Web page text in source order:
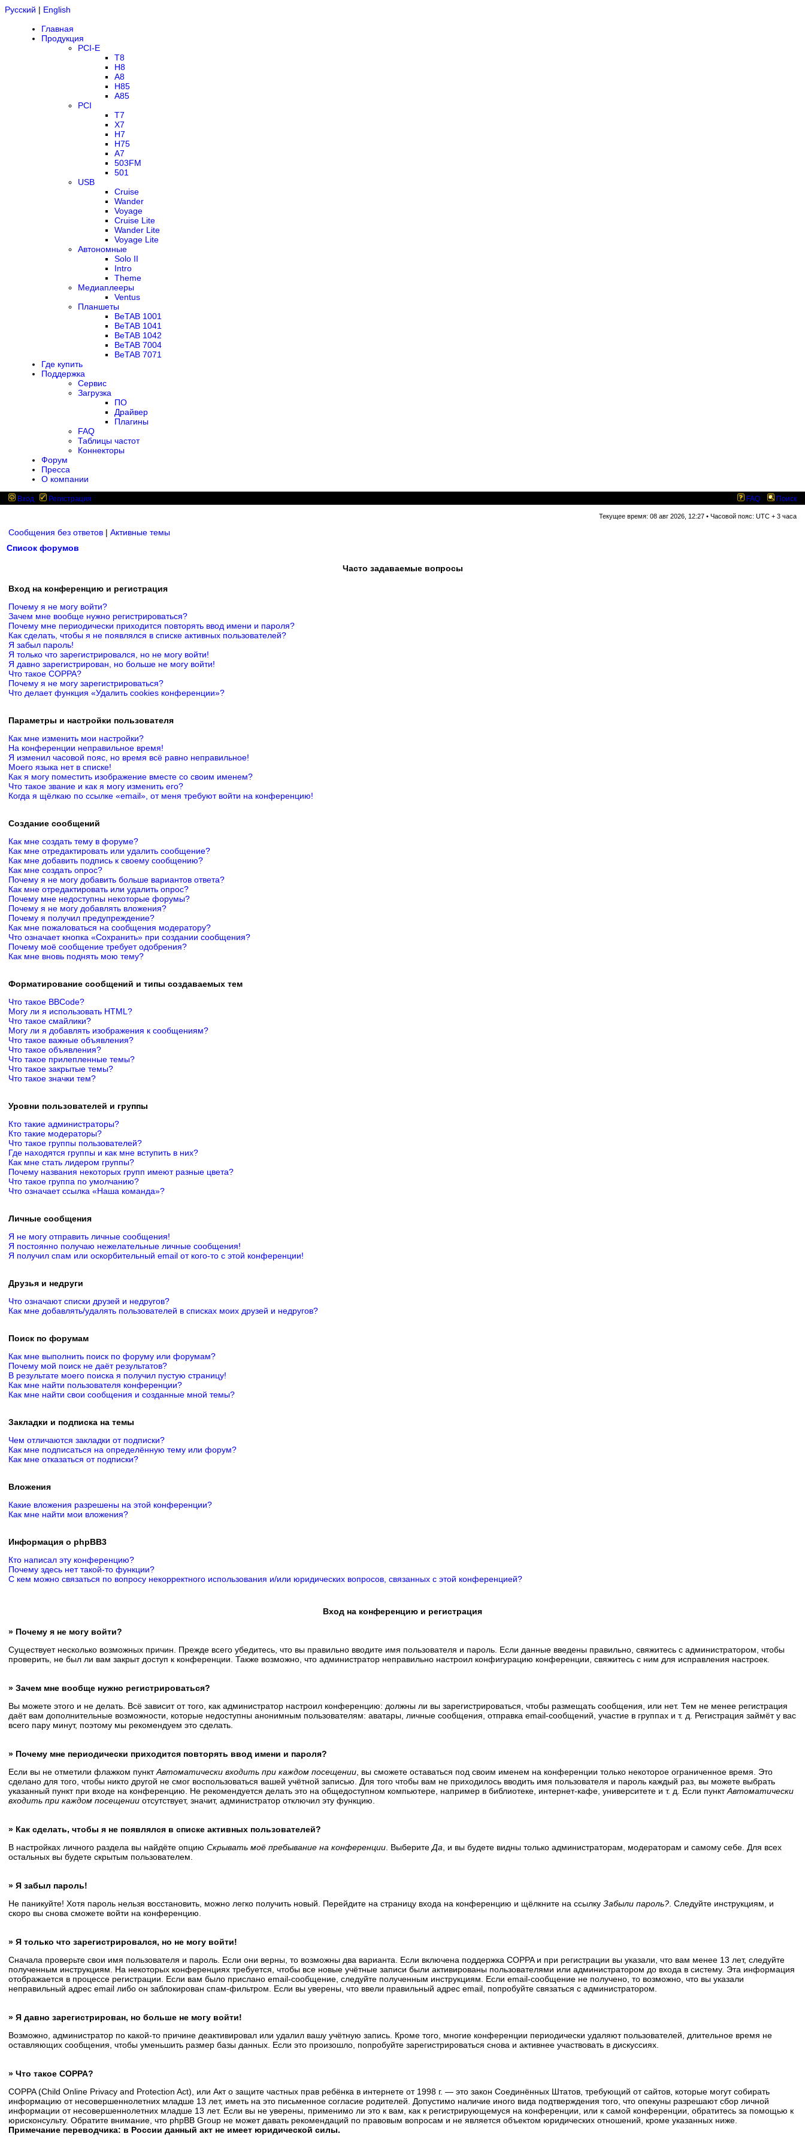
Русский | English
Главная
Продукция
PCI-E
T8
H8
A8
H85
A85
PCI
T7
X7
H7
H75
A7
503FM
501
USB
Cruise
Wander
Voyage
Cruise Lite
Wander Lite
Voyage Lite
Автономные
Solo II
Intro
Theme
Медиаплееры
Ventus
Планшеты
BeTAB 1001
BeTAB 1041
BeTAB 1042
BeTAB 7004
BeTAB 7071
Где купить
Поддержка
Сервис
Загрузка
ПО
Драйвер
Плагины
FAQ
Таблицы частот
Коннекторы
Форум
Пресса
О компании
Вход Регистрация FAQ Поиск
Текущее время: 08 авг 2026, 12:27 • Часовой пояс: UTC + 3 часа
Сообщения без ответов | Активные темы
Список форумов
Часто задаваемые вопросы
Вход на конференцию и регистрация
Почему я не могу войти?
Зачем мне вообще нужно регистрироваться?
Почему мне периодически приходится повторять ввод имени и пароля?
Как сделать, чтобы я не появлялся в списке активных пользователей?
Я забыл пароль!
Я только что зарегистрировался, но не могу войти!
Я давно зарегистрирован, но больше не могу войти!
Что такое COPPA?
Почему я не могу зарегистрироваться?
Что делает функция «Удалить cookies конференции»?
Параметры и настройки пользователя
Как мне изменить мои настройки?
На конференции неправильное время!
Я изменил часовой пояс, но время всё равно неправильное!
Моего языка нет в списке!
Как я могу поместить изображение вместе со своим именем?
Что такое звание и как я могу изменить его?
Когда я щёлкаю по ссылке «email», от меня требуют войти на конференцию!
Создание сообщений
Как мне создать тему в форуме?
Как мне отредактировать или удалить сообщение?
Как мне добавить подпись к своему сообщению?
Как мне создать опрос?
Почему я не могу добавить больше вариантов ответа?
Как мне отредактировать или удалить опрос?
Почему мне недоступны некоторые форумы?
Почему я не могу добавлять вложения?
Почему я получил предупреждение?
Как мне пожаловаться на сообщения модератору?
Что означает кнопка «Сохранить» при создании сообщения?
Почему моё сообщение требует одобрения?
Как мне вновь поднять мою тему?
Форматирование сообщений и типы создаваемых тем
Что такое BBCode?
Могу ли я использовать HTML?
Что такое смайлики?
Могу ли я добавлять изображения к сообщениям?
Что такое важные объявления?
Что такое объявления?
Что такое прилепленные темы?
Что такое закрытые темы?
Что такое значки тем?
Уровни пользователей и группы
Кто такие администраторы?
Кто такие модераторы?
Что такое группы пользователей?
Где находятся группы и как мне вступить в них?
Как мне стать лидером группы?
Почему названия некоторых групп имеют разные цвета?
Что такое группа по умолчанию?
Что означает ссылка «Наша команда»?
Личные сообщения
Я не могу отправить личные сообщения!
Я постоянно получаю нежелательные личные сообщения!
Я получил спам или оскорбительный email от кого-то с этой конференции!
Друзья и недруги
Что означают списки друзей и недругов?
Как мне добавлять/удалять пользователей в списках моих друзей и недругов?
Поиск по форумам
Как мне выполнить поиск по форуму или форумам?
Почему мой поиск не даёт результатов?
В результате моего поиска я получил пустую страницу!
Как мне найти пользователя конференции?
Как мне найти свои сообщения и созданные мной темы?
Закладки и подписка на темы
Чем отличаются закладки от подписки?
Как мне подписаться на определённую тему или форум?
Как мне отказаться от подписки?
Вложения
Какие вложения разрешены на этой конференции?
Как мне найти мои вложения?
Информация о phpBB3
Кто написал эту конференцию?
Почему здесь нет такой-то функции?
С кем можно связаться по вопросу некорректного использования и/или юридических вопросов, связанных с этой конференцией?
Вход на конференцию и регистрация
» Почему я не могу войти?
Существует несколько возможных причин. Прежде всего убедитесь, что вы правильно вводите имя пользователя и пароль. Если данные введены правильно, свяжитесь с администратором, чтобы
проверить, не был ли вам закрыт доступ к конференции. Также возможно, что администратор неправильно настроил конфигурацию конференции, свяжитесь с ним для исправления настроек.
» Зачем мне вообще нужно регистрироваться?
Вы можете этого и не делать. Всё зависит от того, как администратор настроил конференцию: должны ли вы зарегистрироваться, чтобы размещать сообщения, или нет. Тем не менее регистрация
даёт вам дополнительные возможности, которые недоступны анонимным пользователям: аватары, личные сообщения, отправка email-сообщений, участие в группах и т. д. Регистрация займёт у вас
всего пару минут, поэтому мы рекомендуем это сделать.
» Почему мне периодически приходится повторять ввод имени и пароля?
Если вы не отметили флажком пунктАвтоматически входить при каждом посещении , вы сможете оставаться под своим именем на конференции только некоторое ограниченное время. Это
сделано для того, чтобы никто другой не смог воспользоваться вашей учётной записью. Для того чтобы вам не приходилось вводить имя пользователя и пароль каждый раз, вы можете выбрать
указанный пункт при входе на конференцию. Не рекомендуется делать это на общедоступном компьютере, например в библиотеке, интернет-кафе, университете и т. д. Если пунктАвтоматически
входить при каждом посещении отсутствует, значит, администратор отключил эту функцию.
» Как сделать, чтобы я не появлялся в списке активных пользователей?
В настройках личного раздела вы найдёте опцию Скрывать моё пребывание на конференции . Выберите Да , и вы будете видны только администраторам, модераторам и самому себе. Для всех
остальных вы будете скрытым пользователем.
» Я забыл пароль!
Не паникуйте! Хотя пароль нельзя восстановить, можно легко получить новый. Перейдите на страницу входа на конференцию и щёлкните на ссылку Забыли пароль? . Следуйте инструкциям, и
скоро вы снова сможете войти на конференцию.
» Я только что зарегистрировался, но не могу войти!
Сначала проверьте свои имя пользователя и пароль. Если они верны, то возможны два варианта. Если включена поддержка COPPA и при регистрации вы указали, что вам менее 13 лет, следуйте
полученным инструкциям. На некоторых конференциях требуется, чтобы все новые учётные записи были активированы пользователями или администратором до входа в систему. Эта информация
отображается в процессе регистрации. Если вам было прислано email-сообщение, следуйте полученным инструкциям. Если email-сообщение не получено, то возможно, что вы указали
неправильный адрес email либо он заблокирован спам-фильтром. Если вы уверены, что ввели правильный адрес email, попробуйте связаться с администратором.
» Я давно зарегистрирован, но больше не могу войти!
Возможно, администратор по какой-то причине деактивировал или удалил вашу учётную запись. Кроме того, многие конференции периодически удаляют пользователей, длительное время не
оставляющих сообщения, чтобы уменьшить размер базы данных. Если это произошло, попробуйте зарегистрироваться снова и активнее участвовать в дискуссиях.
» Что такое COPPA?
COPPA (Child Online Privacy and Protection Act), или Акт о защите частных прав ребёнка в интернете от 1998 г. — это закон Соединённых Штатов, требующий от сайтов, которые могут собирать
информацию от несовершеннолетних младше 13 лет, иметь на это письменное согласие родителей. Допустимо наличие иного вида подтверждения того, что опекуны разрешают сбор личной
информации от несовершеннолетних младше 13 лет. Если вы не уверены, применимо ли это к вам, как к регистрирующемуся на конференции, или к самой конференции, обратитесь за помощью к
юрисконсульту. Обратите внимание, что phpBB Group не может давать рекомендаций по правовым вопросам и не является объектом юридических отношений, кроме указанных ниже.
Примечание переводчика: в России данный акт не имеет юридической силы.